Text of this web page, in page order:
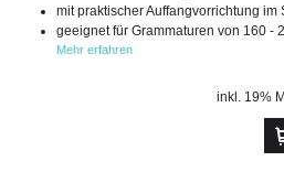
mit praktischer Auffangvorrichtung im
geeignet für Grammaturen von 160 -
Mehr erfahren
inkl. 19%